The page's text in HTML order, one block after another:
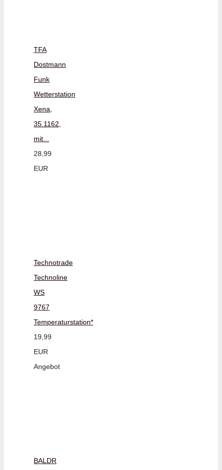
TFA
Dostmann
Funk
Wetterstation
Xena,
35.1162,
mit...
28,99
EUR
Technotrade
Technoline
WS
9767
Temperaturstation*
19,99
EUR
Angebot
BALDR